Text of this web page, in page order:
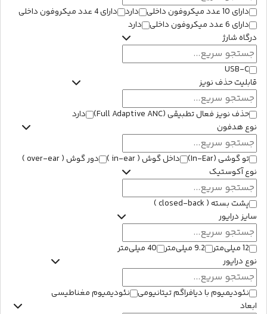
دارای 10 عدد میکروفون داخلی دارد
دارای 4 عدد میکروفون داخلی
دارای 6 عدد میکروفون داخلی
دارد
درگاه شارژ
USB-C
قابلیت حذف نویز
حذف نویز فعال تطبیقی (Full Adaptive ANC)
دارد
نوع هدفون
تو گوشی (In-Ear) داخل گوش ( in-ear )
دور گوش ( over-ear )
نوع آکوستیک
پشت بسته ( closed-back )
سایز درایور
12 میلی‌متر 9.2 میلی‌متر
40 میلی‌متر
نوع درایور
نئودیمیوم با دیافراگم تیتانیومی
نئودیمیوم مغناطیسی
ابعاد